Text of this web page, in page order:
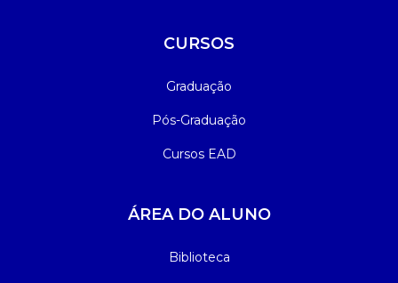
CURSOS
Graduação
Pós-Graduação
Cursos EAD
ÁREA DO ALUNO
Biblioteca